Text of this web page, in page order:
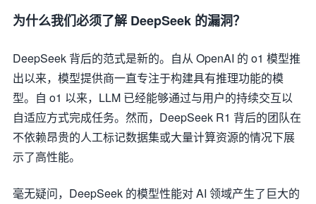
为什么我们必须了解 DeepSeek 的漏洞？
DeepSeek 背后的范式是新的。自从 OpenAI 的 o1 模型推
出以来，模型提供商一直专注于构建具有推理功能的模
型。自 o1 以来，LLM 已经能够通过与用户的持续交互以
自适应方式完成任务。然而，DeepSeek R1 背后的团队在
不依赖昂贵的人工标记数据集或大量计算资源的情况下展
示了高性能。
毫无疑问，DeepSeek 的模型性能对 AI 领域产生了巨大的